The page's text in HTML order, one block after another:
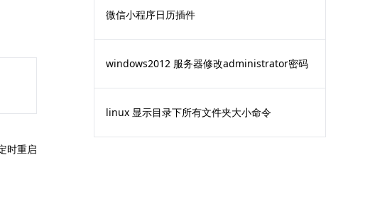
时重启
微信小程序日历插件
windows2012 服务器修改administrator密码
linux 显示目录下所有文件夹大小命令